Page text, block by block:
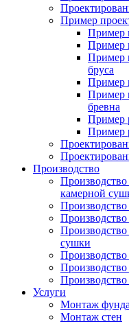
Пример
Пример
Пример
Пример
бруса
Пример
Пример
бревна
Пример
Пример
Производство
камерной
сушки
Производство
Услуги
Монтаж
Монтаж стен